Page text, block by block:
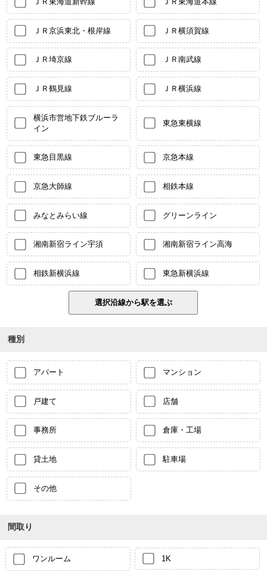
ＪＲ京浜東北・根岸線 ＪＲ横須賀線
ＪＲ埼京線 ＪＲ南武線
ＪＲ鶴見線 ＪＲ横浜線
横浜市営地下鉄ブルーラ
イン
東急東横線
東急目黒線 京急本線
京急大師線 相鉄本線
みなとみらい線 グリーンライン
湘南新宿ライン宇須 湘南新宿ライン高海
相鉄新横浜線 東急新横浜線
種別
アパート マンション
戸建て 店舗
事務所 倉庫・工場
貸土地 駐車場
その他
間取り
ワンルーム 1K